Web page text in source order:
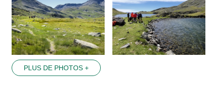
PLUS DE PHOTOS +